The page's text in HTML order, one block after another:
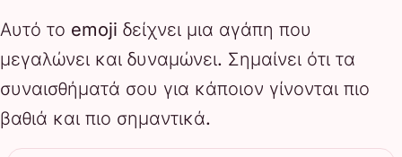
Αυτό το emoji δείχνει μια αγάπη που
μεγαλώνει και δυναμώνει. Σημαίνει ότι τα
συναισθήματά σου για κάποιον γίνονται πιο
βαθιά και πιο σημαντικά.